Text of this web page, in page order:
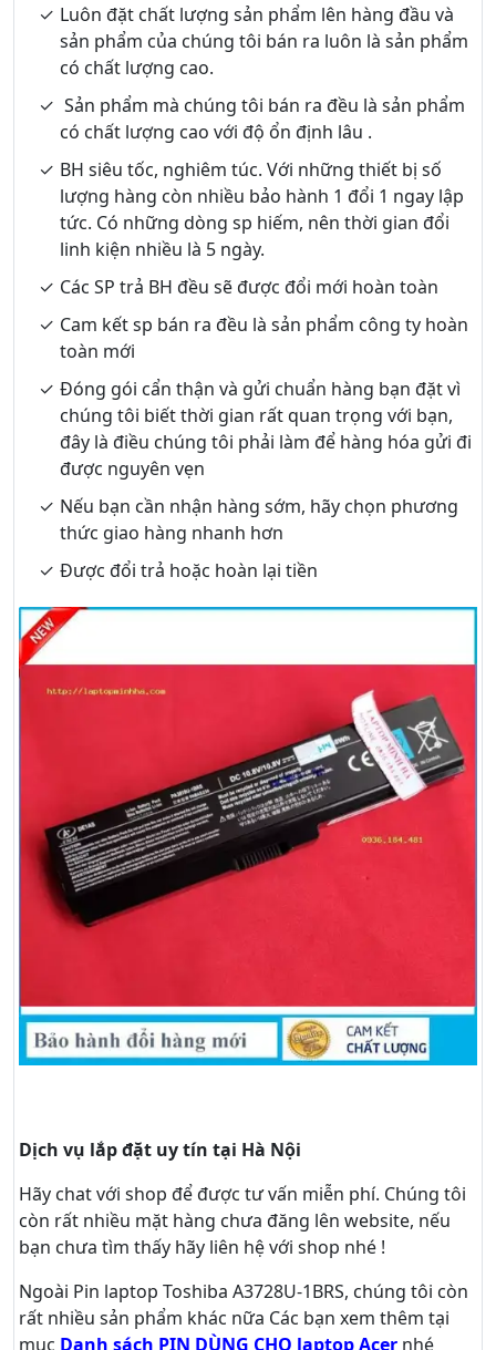
Luôn đặt chất lượng sản phẩm lên hàng đầu và
sản phẩm của chúng tôi bán ra luôn là sản phẩm
có chất lượng cao.
Sản phẩm mà chúng tôi bán ra đều là sản phẩm
có chất lượng cao với độ ổn định lâu .
BH siêu tốc, nghiêm túc. Với những thiết bị số
lượng hàng còn nhiều bảo hành 1 đổi 1 ngay lập
tức. Có những dòng sp hiếm, nên thời gian đổi
linh kiện nhiều là 5 ngày.
Các SP trả BH đều sẽ được đổi mới hoàn toàn
Cam kết sp bán ra đều là sản phẩm công ty hoàn
toàn mới
Đóng gói cẩn thận và gửi chuẩn hàng bạn đặt vì
chúng tôi biết thời gian rất quan trọng với bạn,
đây là điều chúng tôi phải làm để hàng hóa gửi đi
được nguyên vẹn
Nếu bạn cần nhận hàng sớm, hãy chọn phương
thức giao hàng nhanh hơn
Được đổi trả hoặc hoàn lại tiền
Dịch vụ lắp đặt uy tín tại Hà Nội
Hãy chatvới shop để được tư vấn miễn phí. Chúng tôi
còn rất nhiều mặt hàng chưa đăng lên website, nếu
bạn chưa tìm thấy hãy liên hệ với shop nhé !
Ngoài Pin laptop Toshiba A3728U-1BRS, chúng tôi còn
rất nhiều sản phẩm khác nữa Các bạn xem thêm tại
mục Danh sách PIN DÙNG CHO laptop Acer nhé